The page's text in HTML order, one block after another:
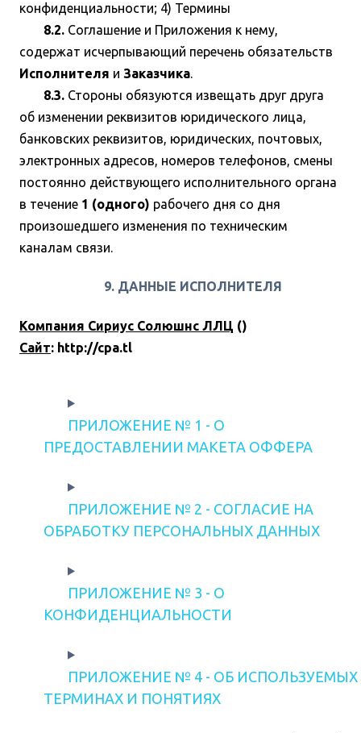
конфиденциальности; 4) Термины
8.2. Соглашение и Приложения к нему,
содержат исчерпывающий перечень обязательств
Исполнителя и Заказчика.
8.3. Стороны обязуются извещать друг друга
об изменении реквизитов юридического лица,
банковских реквизитов, юридических, почтовых,
электронных адресов, номеров телефонов, смены
постоянно действующего исполнительного органа
в течение 1 (одного) рабочего дня со дня
произошедшего изменения по техническим
каналам связи.
9. ДАННЫЕ ИСПОЛНИТЕЛЯ
Компания Сириус Солюшнс ЛЛЦ ()
Сайт: http://cpa.tl
ПРИЛОЖЕНИЕ № 1 - О
ПРЕДОСТАВЛЕНИИ МАКЕТА ОФФЕРА
ПРИЛОЖЕНИЕ № 2 - СОГЛАСИЕ НА
ОБРАБОТКУ ПЕРСОНАЛЬНЫХ ДАННЫХ
ПРИЛОЖЕНИЕ № 3 - О
КОНФИДЕНЦИАЛЬНОСТИ
ПРИЛОЖЕНИЕ № 4 - ОБ ИСПОЛЬЗУЕМЫХ
ТЕРМИНАХ И ПОНЯТИЯХ